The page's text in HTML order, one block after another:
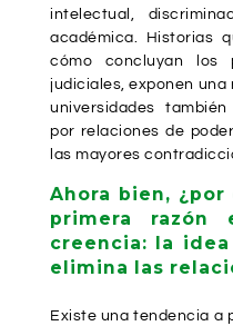
intelectual,
académica. Historias
cómo concluyan los
judiciales, exponen
universidades
por relaciones de
las mayores
Ahora bien,
primera razón
creencia: la
elimina las
Existe una tendencia a